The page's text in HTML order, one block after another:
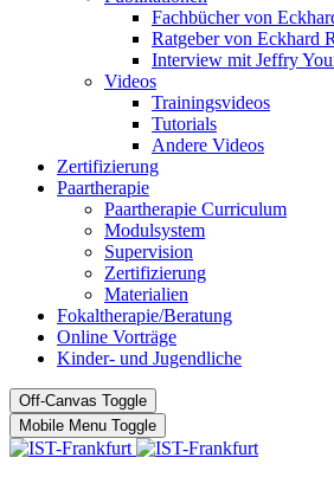
Fachbücher von
Ratgeber von Eckhard
Interview mit Jeffry
Videos
Trainingsvideos
Tutorials
Andere Videos
Zertifizierung
Paartherapie
Paartherapie Curriculum
Modulsystem
Supervision
Zertifizierung
Materialien
Fokaltherapie/Beratung
Online Vorträge
Kinder- und Jugendliche
Off-Canvas Toggle
Mobile Menu Toggle